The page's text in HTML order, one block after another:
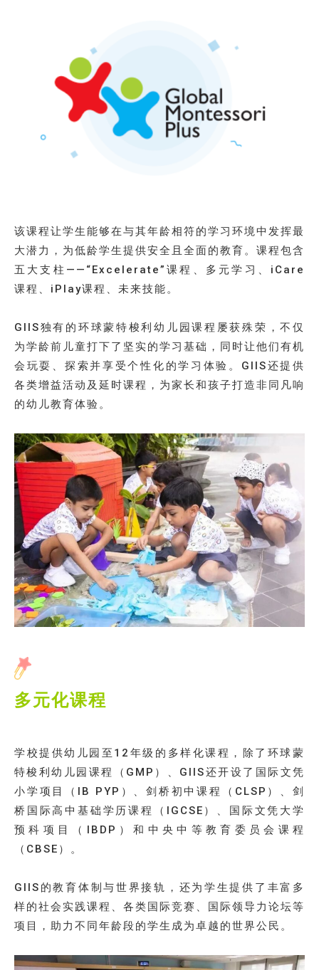
该课程让学生能够在与其年龄相符的学习环境中发挥最
大潜力，为低龄学生提供安全且全面的教育。课程包含
五大支柱——“Excelerate”课程、多元学习、iCare
课程、iPlay课程、未来技能。
GIIS独有的环球蒙特梭利幼儿园课程屡获殊荣，不仅
为学龄前儿童打下了坚实的学习基础，同时让他们有机
会玩耍、探索并享受个性化的学习体验。GIIS还提供
各类增益活动及延时课程，为家长和孩子打造非同凡响
的幼儿教育体验。
多元化课程
学校提供幼儿园至12年级的多样化课程，除了环球蒙
特梭利幼儿园课程（GMP）、GIIS还开设了国际文凭
小学项目（IB PYP）、剑桥初中课程（CLSP）、剑
桥国际高中基础学历课程（IGCSE）、国际文凭大学
预科项目（IBDP）和中央中等教育委员会课程
（CBSE）。
GIIS的教育体制与世界接轨，还为学生提供了丰富多
样的社会实践课程、各类国际竞赛、国际领导力论坛等
项目，助力不同年龄段的学生成为卓越的世界公民。